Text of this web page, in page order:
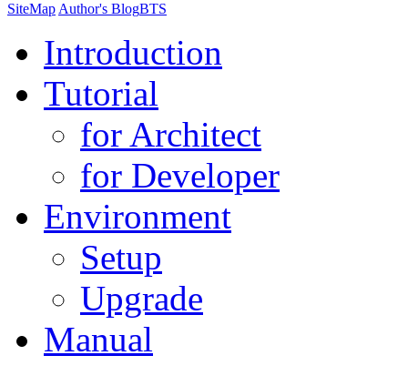
SiteMap Author's BlogBTS
Introduction
Tutorial
for Architect
for Developer
Environment
Setup
Upgrade
Manual